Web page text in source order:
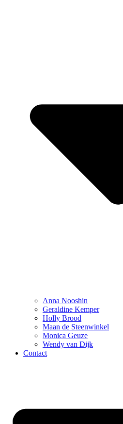
Anna Nooshin
Geraldine Kemper
Holly Brood
Maan de Steenwinkel
Monica Geuze
Wendy van Dijk
Contact